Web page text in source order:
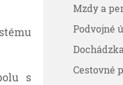
s
Mzdy a
Podvojné
Cestovné